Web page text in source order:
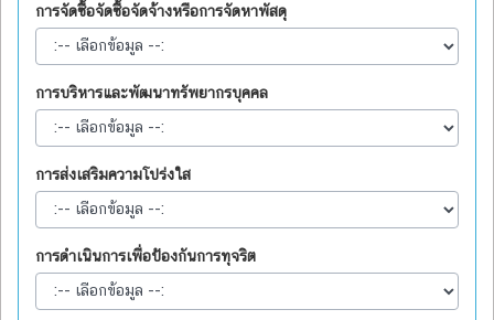
การจัดซื้อจัดซื้อจัดจ้างหรือการจัดหาพัสดุ
การบริหารและพัฒนาทรัพยากรบุคคล
การส่งเสริมความโปร่งใส
การดำเนินการเพื่อป้องกันการทุจริต